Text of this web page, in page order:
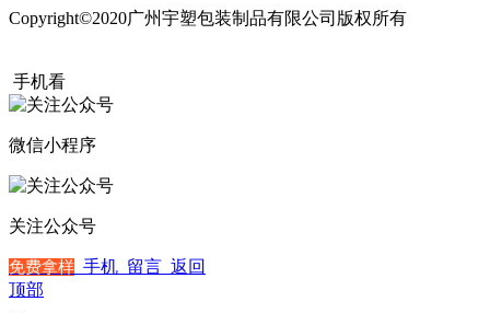
Copyright©2020广州宇塑包装制品有限公司版权所有
手机看
微信小程序
关注公众号
免费拿样 手机 留言 返回
顶部